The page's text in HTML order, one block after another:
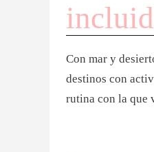
Con mar y
destinos con
rutina con la que